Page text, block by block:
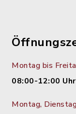
Montag bis
08:00-12:00 Uhr
Montag,